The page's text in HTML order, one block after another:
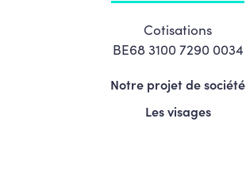
Cotisations
BE68 3100 7290 0034
Notre projet de société
Les visages